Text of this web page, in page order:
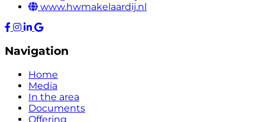
www.hwmakelaardij.nl
Navigation
Home
Media
In the area
Documents
Offering